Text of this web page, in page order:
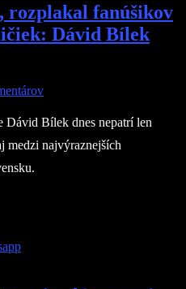
rozplakal fanúšikov
Dávid Bílek
Dávid Bílek dnes nepatrí len
medzi najvýraznejších